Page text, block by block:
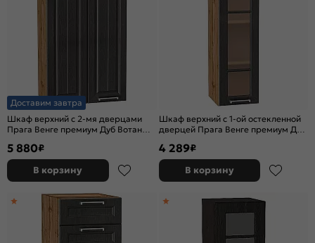
Доставим завтра
Шкаф верхний с 2-мя дверцами
Прага Венге премиум Дуб Вотан
5 880₽
В корзину
Шкаф верхний с 1-ой остекленной
дверцей Прага Венге премиум Дуб
4 289₽
В корзину